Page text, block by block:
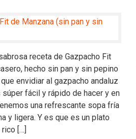
receta de Gazpacho Fit
hecho sin pan y sin pepino
envidiar al gazpacho andaluz
súper fácil y rápido de hacer y en
una refrescante sopa fría
y ligera. Y es que es un plato
rico […]